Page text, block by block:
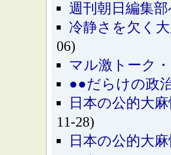
週刊朝日編集
冷静さを欠く
06)
マル激トーク
●●だらけの政
日本の公的大
11-28)
日本の公的大